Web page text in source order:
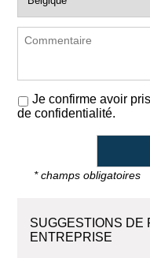
Je confirme avoir
de confidentialité.
* champs obligatoires
SUGGESTIONS DE
ENTREPRISE